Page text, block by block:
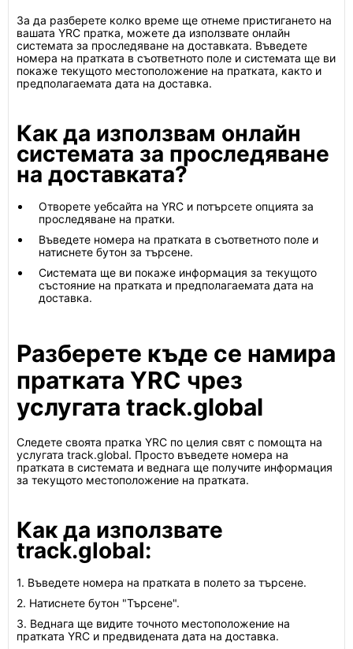
За да разберете колко време ще отнеме пристигането на
вашата YRC пратка, можете да използвате онлайн
системата за проследяване на доставката. Въведете
номера на пратката в съответното поле и системата ще ви
покаже текущото местоположение на пратката, както и
предполагаемата дата на доставка.
Как да използвам онлайн
системата за проследяване
на доставката?
Отворете уебсайта на YRC и потърсете опцията за
проследяване на пратки.
Въведете номера на пратката в съответното поле и
натиснете бутон за търсене.
Системата ще ви покаже информация за текущото
състояние на пратката и предполагаемата дата на
доставка.
Разберете къде се намира
пратката YRC чрез
услугата track.global
Следете своята пратка YRC по целия свят с помощта на
услугата track.global. Просто въведете номера на
пратката в системата и веднага ще получите информация
за текущото местоположение на пратката.
Как да използвате
track.global:
1. Въведете номера на пратката в полето за търсене.
2. Натиснете бутон "Търсене".
3. Веднага ще видите точното местоположение на
пратката YRC и предвидената дата на доставка.